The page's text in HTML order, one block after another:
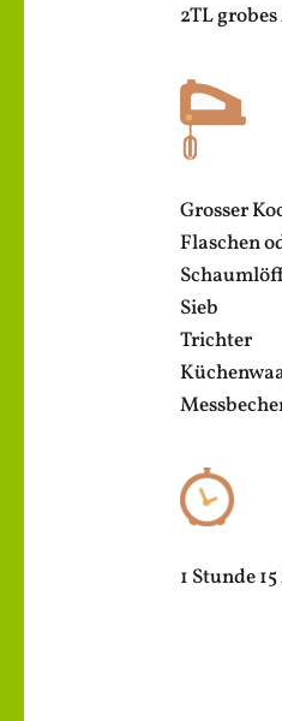
2TL
Grosser
Flaschen
Sieb
Trichter
1 Stunde